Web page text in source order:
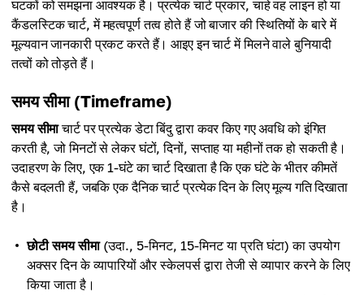
घटकों को समझना आवश्यक है। प्रत्येक चार्ट प्रकार, चाहे वह लाइन हो या
कैंडलस्टिक चार्ट, में महत्वपूर्ण तत्व होते हैं जो बाजार की स्थितियों के बारे में
मूल्यवान जानकारी प्रकट करते हैं। आइए इन चार्ट में मिलने वाले बुनियादी
तत्वों को तोड़ते हैं।
समय सीमा (Timeframe)
समय सीमाचार्ट पर प्रत्येक डेटा बिंदु द्वारा कवर किए गए अवधि को इंगित
करती है, जो मिनटों से लेकर घंटों, दिनों, सप्ताह या महीनों तक हो सकती है।
उदाहरण के लिए, एक 1-घंटे का चार्ट दिखाता है कि एक घंटे के भीतर कीमतें
कैसे बदलती हैं, जबकि एक दैनिक चार्ट प्रत्येक दिन के लिए मूल्य गति दिखाता
है।
छोटी समय सीमा(उदा., 5-मिनट, 15-मिनट या प्रति घंटा) का उपयोग
अक्सर दिन के व्यापारियों और स्केलपर्स द्वारा तेजी से व्यापार करने के लिए
किया जाता है।